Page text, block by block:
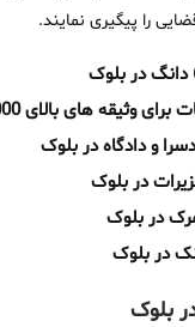
را پیگیری نمایند.
های بالای 1000 میلیارد در بلوک
و دادگاه در بلوک
در بلوک
در بلوک
در بلوک
بلوک